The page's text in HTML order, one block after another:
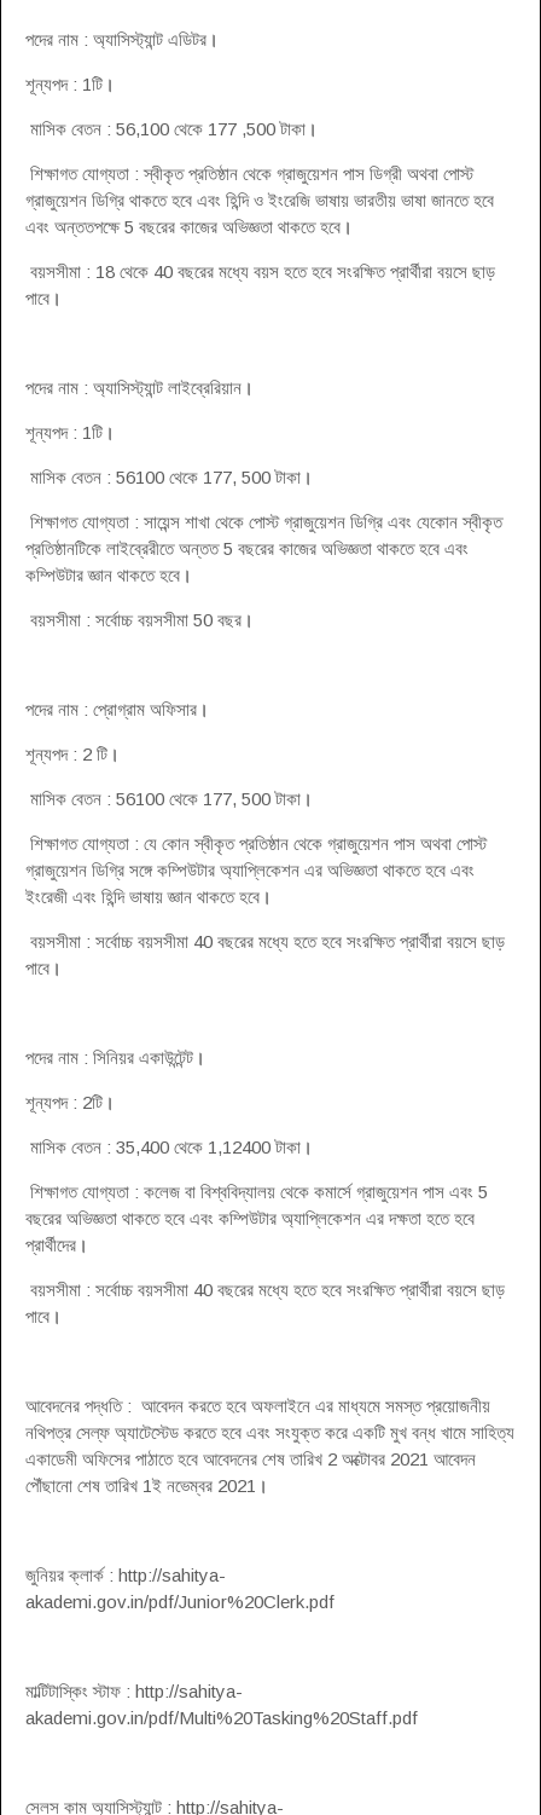
পদের নাম : অ্যাসিস্ট্যান্ট এডিটর ।
শূন্যপদ : 1টি ।
মাসিক বেতন : 56,100 থেকে 177 ,500 টাকা ।
শিক্ষাগত যোগ্যতা : স্বীকৃত প্রতিষ্ঠান থেকে গ্রাজুয়েশন পাস ডিগ্রী অথবা পোস্ট
গ্রাজুয়েশন ডিগ্রি থাকতে হবে এবং হিন্দি ও ইংরেজি ভাষায় ভারতীয় ভাষা জানতে হবে
এবং অন্ততপক্ষে 5 বছরের কাজের অভিজ্ঞতা থাকতে হবে ।
বয়সসীমা : 18 থেকে 40 বছরের মধ্যে বয়স হতে হবে সংরক্ষিত প্রার্থীরা বয়সে ছাড়
পাবে ।
পদের নাম : অ্যাসিস্ট্যান্ট লাইব্রেরিয়ান ।
শূন্যপদ : 1টি ।
মাসিক বেতন : 56100 থেকে 177, 500 টাকা ।
শিক্ষাগত যোগ্যতা : সায়েন্স শাখা থেকে পোস্ট গ্রাজুয়েশন ডিগ্রি এবং যেকোন স্বীকৃত
প্রতিষ্ঠানটিকে লাইব্রেরীতে অন্তত 5 বছরের কাজের অভিজ্ঞতা থাকতে হবে এবং
কম্পিউটার জ্ঞান থাকতে হবে ।
বয়সসীমা : সর্বোচ্চ বয়সসীমা 50 বছর ।
পদের নাম : প্রোগ্রাম অফিসার ।
শূন্যপদ : 2 টি ।
মাসিক বেতন : 56100 থেকে 177, 500 টাকা ।
শিক্ষাগত যোগ্যতা : যে কোন স্বীকৃত প্রতিষ্ঠান থেকে গ্রাজুয়েশন পাস অথবা পোস্ট
গ্রাজুয়েশন ডিগ্রি সঙ্গে কম্পিউটার অ্যাপ্লিকেশন এর অভিজ্ঞতা থাকতে হবে এবং
ইংরেজী এবং হিন্দি ভাষায় জ্ঞান থাকতে হবে ।
বয়সসীমা : সর্বোচ্চ বয়সসীমা 40 বছরের মধ্যে হতে হবে সংরক্ষিত প্রার্থীরা বয়সে ছাড়
পাবে ।
পদের নাম : সিনিয়র একাউন্টেন্ট ।
শূন্যপদ : 2টি ।
মাসিক বেতন : 35,400 থেকে 1,12400 টাকা ।
শিক্ষাগত যোগ্যতা : কলেজ বা বিশ্ববিদ্যালয় থেকে কমার্সে গ্রাজুয়েশন পাস এবং 5
বছরের অভিজ্ঞতা থাকতে হবে এবং কম্পিউটার অ্যাপ্লিকেশন এর দক্ষতা হতে হবে
প্রার্থীদের ।
বয়সসীমা : সর্বোচ্চ বয়সসীমা 40 বছরের মধ্যে হতে হবে সংরক্ষিত প্রার্থীরা বয়সে ছাড়
পাবে ।
আবেদনের পদ্ধতি : আবেদন করতে হবে অফলাইনে এর মাধ্যমে সমস্ত প্রয়োজনীয়
নথিপত্র সেল্ফ অ্যাটেস্টেড করতে হবে এবং সংযুক্ত করে একটি মুখ বন্ধ খামে সাহিত্য
একাডেমী অফিসের পাঠাতে হবে আবেদনের শেষ তারিখ 2 অক্টোবর 2021 আবেদন
পৌঁছানো শেষ তারিখ 1ই নভেম্বর 2021 ।
জুনিয়র ক্লার্ক : http://sahitya-
akademi.gov.in/pdf/Junior%20Clerk.pdf
মাল্টিটাস্কিং স্টাফ : http://sahitya-
akademi.gov.in/pdf/Multi%20Tasking%20Staff.pdf
সেলস কাম অ্যাসিস্ট্যান্ট : http://sahitya-